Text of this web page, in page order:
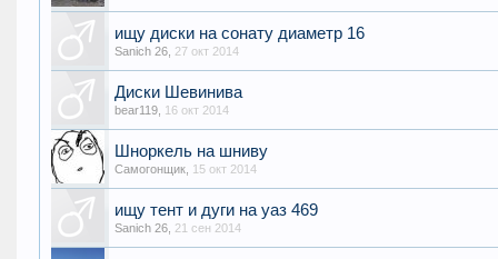
ищу диски на сонату диаметр 16
Sanich 26, 27 окт 2014
Диски Шевинива
bear119, 16 окт 2014
Шноркель на шниву
Самогонщик, 15 окт 2014
ищу тент и дуги на уаз 469
Sanich 26, 21 сен 2014